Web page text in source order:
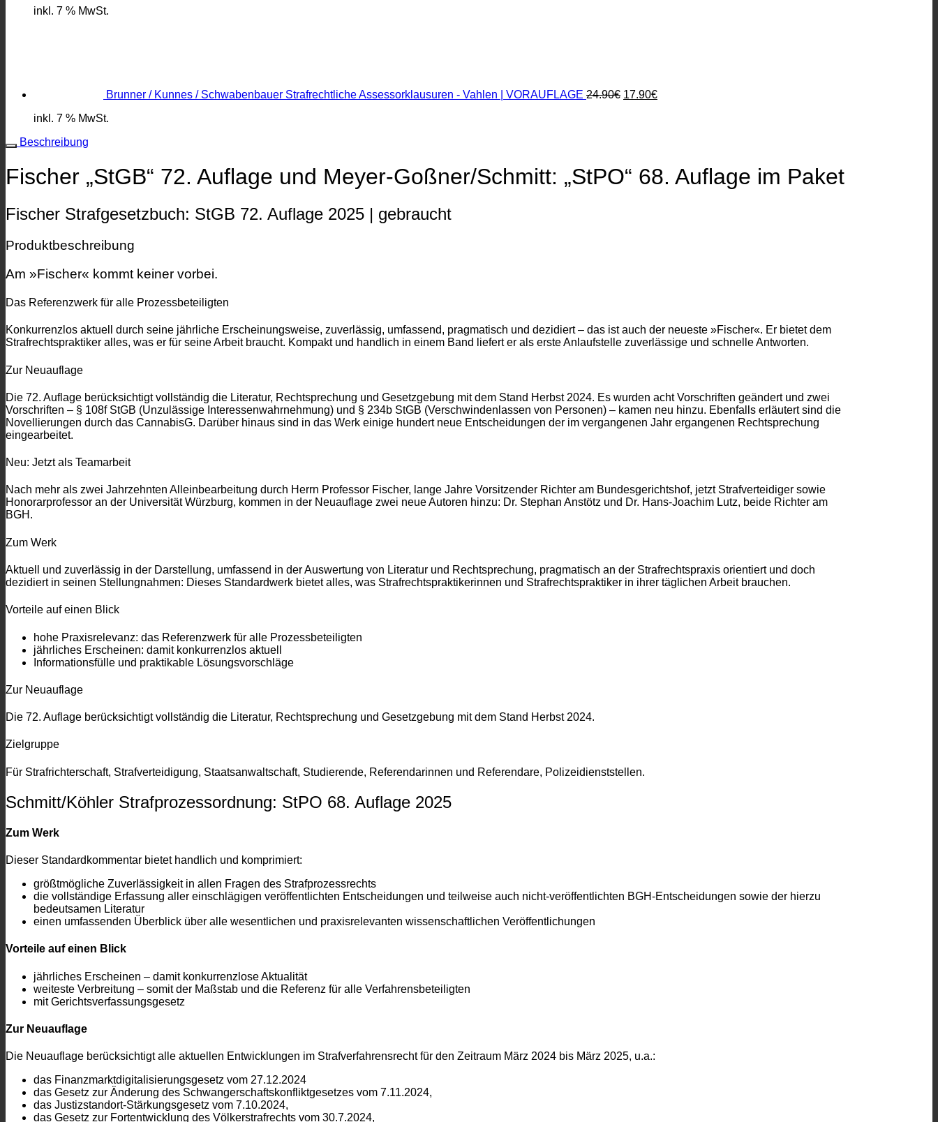
inkl. 7 % MwSt.
Brunner / Kunnes / Schwabenbauer Strafrechtliche Assessorklausuren - Vahlen | VORAUFLAGE 24.90€ 17.90€
inkl. 7 % MwSt.
Beschreibung
Fischer „StGB“ 72. Auflage und Meyer-Goßner/Schmitt: „StPO“ 68. Auflage im Paket
Fischer Strafgesetzbuch: StGB 72. Auflage 2025 | gebraucht
Produktbeschreibung
Am »Fischer« kommt keiner vorbei.
Das Referenzwerk für alle Prozessbeteiligten
Konkurrenzlos aktuell durch seine jährliche Erscheinungsweise, zuverlässig, umfassend, pragmatisch und dezidiert – das ist auch der neueste »Fischer«. Er bietet dem
Strafrechtspraktiker alles, was er für seine Arbeit braucht. Kompakt und handlich in einem Band liefert er als erste Anlaufstelle zuverlässige und schnelle Antworten.
Zur Neuauflage
Die 72. Auflage berücksichtigt vollständig die Literatur, Rechtsprechung und Gesetzgebung mit dem Stand Herbst 2024. Es wurden acht Vorschriften geändert und zwei
Vorschriften – § 108f StGB (Unzulässige Interessenwahrnehmung) und § 234b StGB (Verschwindenlassen von Personen) – kamen neu hinzu. Ebenfalls erläutert sind die
Novellierungen durch das CannabisG. Darüber hinaus sind in das Werk einige hundert neue Entscheidungen der im vergangenen Jahr ergangenen Rechtsprechung
eingearbeitet.
Neu: Jetzt als Teamarbeit
Nach mehr als zwei Jahrzehnten Alleinbearbeitung durch Herrn Professor Fischer, lange Jahre Vorsitzender Richter am Bundesgerichtshof, jetzt Strafverteidiger sowie
Honorarprofessor an der Universität Würzburg, kommen in der Neuauflage zwei neue Autoren hinzu: Dr. Stephan Anstötz und Dr. Hans-Joachim Lutz, beide Richter am
BGH.
Zum Werk
Aktuell und zuverlässig in der Darstellung, umfassend in der Auswertung von Literatur und Rechtsprechung, pragmatisch an der Strafrechtspraxis orientiert und doch
dezidiert in seinen Stellungnahmen: Dieses Standardwerk bietet alles, was Strafrechtspraktikerinnen und Strafrechtspraktiker in ihrer täglichen Arbeit brauchen.
Vorteile auf einen Blick
hohe Praxisrelevanz: das Referenzwerk für alle Prozessbeteiligten
jährliches Erscheinen: damit konkurrenzlos aktuell
Informationsfülle und praktikable Lösungsvorschläge
Zur Neuauflage
Die 72. Auflage berücksichtigt vollständig die Literatur, Rechtsprechung und Gesetzgebung mit dem Stand Herbst 2024.
Zielgruppe
Für Strafrichterschaft, Strafverteidigung, Staatsanwaltschaft, Studierende, Referendarinnen und Referendare, Polizeidienststellen.
Schmitt/Köhler Strafprozessordnung: StPO 68. Auflage 2025
Zum Werk
Dieser Standardkommentar bietet handlich und komprimiert:
größtmögliche Zuverlässigkeit in allen Fragen des Strafprozessrechts
die vollständige Erfassung aller einschlägigen veröffentlichten Entscheidungen und teilweise auch nicht-veröffentlichten BGH-Entscheidungen sowie der hierzu
bedeutsamen Literatur
einen umfassenden Überblick über alle wesentlichen und praxisrelevanten wissenschaftlichen Veröffentlichungen
Vorteile auf einen Blick
jährliches Erscheinen – damit konkurrenzlose Aktualität
weiteste Verbreitung – somit der Maßstab und die Referenz für alle Verfahrensbeteiligten
mit Gerichtsverfassungsgesetz
Zur Neuauflage
Die Neuauflage berücksichtigt alle aktuellen Entwicklungen im Strafverfahrensrecht für den Zeitraum März 2024 bis März 2025, u.a.:
das Finanzmarktdigitalisierungsgesetz vom 27.12.2024
das Gesetz zur Änderung des Schwangerschaftskonfliktgesetzes vom 7.11.2024,
das Justizstandort-Stärkungsgesetz vom 7.10.2024,
das Gesetz zur Fortentwicklung des Völkerstrafrechts vom 30.7.2024,